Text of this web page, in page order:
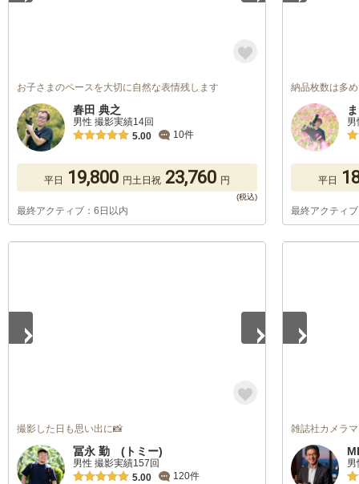
お子さまのペースを大切に自然な表情残します
春田 典之
男性 撮影実績14回
5.00
10件
平日 19,800 円土日祝 23,760 円
最終アクティブ：6日以内
納品枚数は多
平日
最終アクティ
撮影した日も思い出に📸
冨永 勤 (トミー)
男性 撮影実績157回
5.00
120件
雑誌社カメラ